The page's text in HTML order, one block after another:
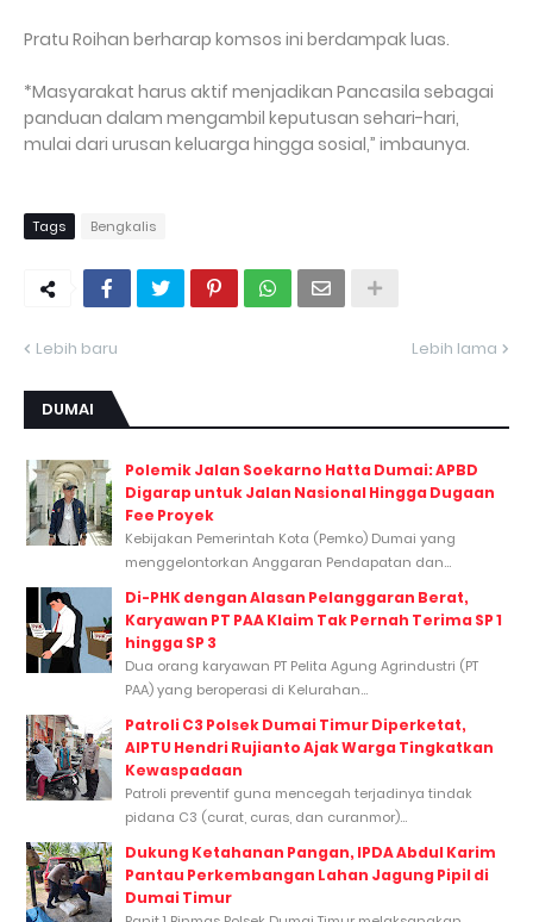
Pratu Roihan berharap komsos ini berdampak luas.
*Masyarakat harus aktif menjadikan Pancasila sebagai
panduan dalam mengambil keputusan sehari-hari,
mulai dari urusan keluarga hingga sosial,” imbaunya.
Tags Bengkalis
Lebih baru Lebih lama
DUMAI
Polemik Jalan Soekarno Hatta Dumai: APBD
Digarap untuk Jalan Nasional Hingga Dugaan
Fee Proyek
Kebijakan Pemerintah Kota (Pemko) Dumai yang
menggelontorkan Anggaran Pendapatan dan...
Di-PHK dengan Alasan Pelanggaran Berat,
Karyawan PT PAA Klaim Tak Pernah Terima SP 1
hingga SP 3
Dua orang karyawan PT Pelita Agung Agrindustri (PT
PAA) yang beroperasi di Kelurahan...
Patroli C3 Polsek Dumai Timur Diperketat,
AIPTU Hendri Rujianto Ajak Warga Tingkatkan
Kewaspadaan
Patroli preventif guna mencegah terjadinya tindak
pidana C3 (curat, curas, dan curanmor)...
Dukung Ketahanan Pangan, IPDA Abdul Karim
Pantau Perkembangan Lahan Jagung Pipil di
Dumai Timur